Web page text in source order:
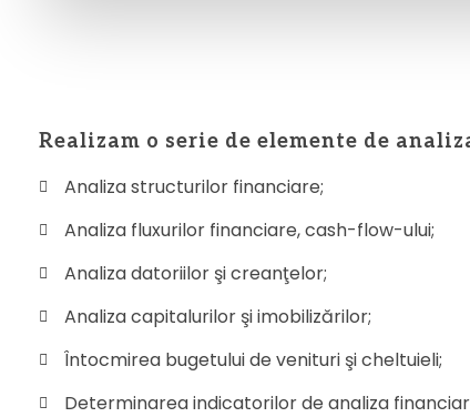
Realizam o serie de elemente de
Analiza structurilor financiare;
Analiza fluxurilor financiare, cash-flow-ului;
Analiza datoriilor şi creanţelor;
Analiza capitalurilor şi imobilizărilor;
Întocmirea bugetului de venituri şi cheltuieli;
Determinarea indicatorilor de analiza